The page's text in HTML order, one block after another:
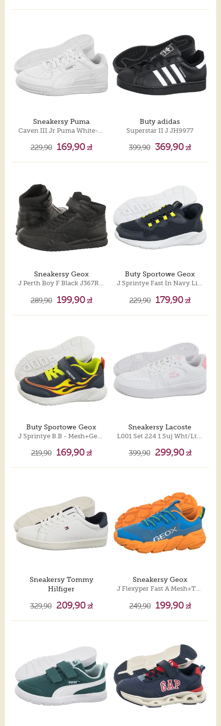
Sneakersy Puma
229,90 169,90zł
Buty adidas
Superstar II J JH9977
399,90 369,90zł
Sneakersy Geox
J Perth Boy F Black J367RF 0FE8V C9999
289,90 199,90zł
Buty Sportowe Geox
J Sprintye Fast In Navy Lime J65NQA 01454 C0749
229,90 179,90zł
Buty Sportowe Geox
J Sprintye B.B - Mesh+Geobuck Navy/Lime J45GBB 01454 C0749
219,90 169,90zł
Sneakersy Lacoste
L001 Set 224 1 Suj Wht/Lt Pink 748SUJ0003.1Y9
399,90 299,90zł
Sneakersy Tommy
Hilfiger
329,90 209,90zł
Sneakersy Geox
J Flexyper Fast A Mesh+Trans Lt Blue/Orange J55N5A 0149J C0573
249,90 199,90zł